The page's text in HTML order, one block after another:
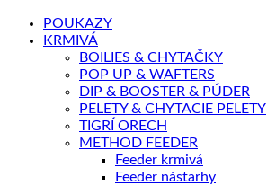
POUKAZY
KRMIVÁ
BOILIES & CHYTAČKY
POP UP & WAFTERS
DIP & BOOSTER & PÚDER
PELETY & CHYTACIE PELETY
TIGRÍ ORECH
METHOD FEEDER
Feeder krmivá
Feeder nástarhy